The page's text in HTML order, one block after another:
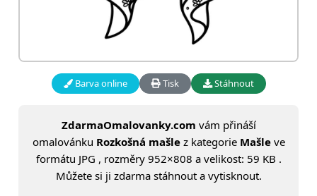
Barva online Tisk Stáhnout
ZdarmaOmalovanky.com vám přináší
omalovánku Rozkošná mašlez kategorie Mašleve
formátu JPG , rozměry 952×808 a velikost: 59 KB .
Můžete si ji zdarma stáhnout a vytisknout.